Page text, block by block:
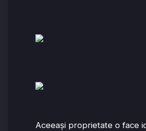
Aceeași proprietate o face